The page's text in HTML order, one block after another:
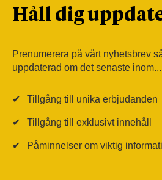
Håll dig
Prenumerera på vårt nyhetsbrev
uppdaterad om det senaste inom...
✔ Tillgång till unika erbjudanden
✔ Tillgång till exklusivt innehåll
✔ Påminnelser om viktig